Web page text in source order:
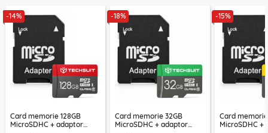
-14%
Card memorie 128GB
MicroSDHC + adaptor
-18%
Card memorie 32GB
MicroSDHC + adaptor
-15%
Card
MicroSDHC +